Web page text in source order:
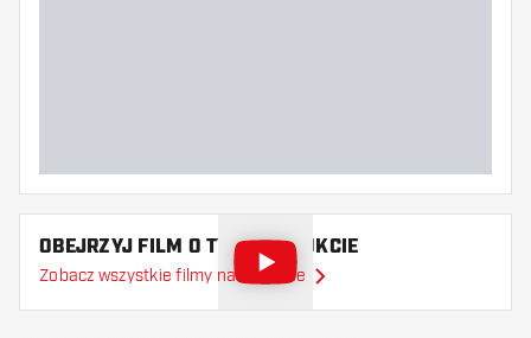
OBEJRZYJ FILM O TYM PRODUKCIE
Zobacz wszystkie filmy na YouTube